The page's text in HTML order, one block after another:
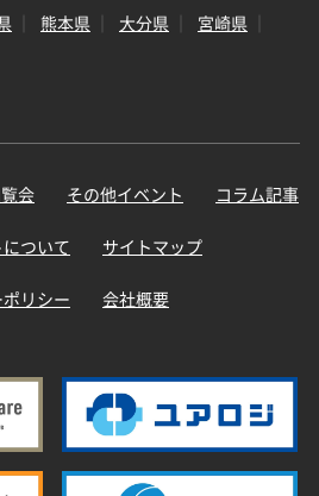
熊本県 大分県
宮崎県
会 その他イベント コラム記事
ついて サイトマップ
リシー 会社概要